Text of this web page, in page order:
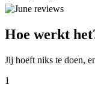
Hoe werkt
Jij hoeft niks te doen,
1